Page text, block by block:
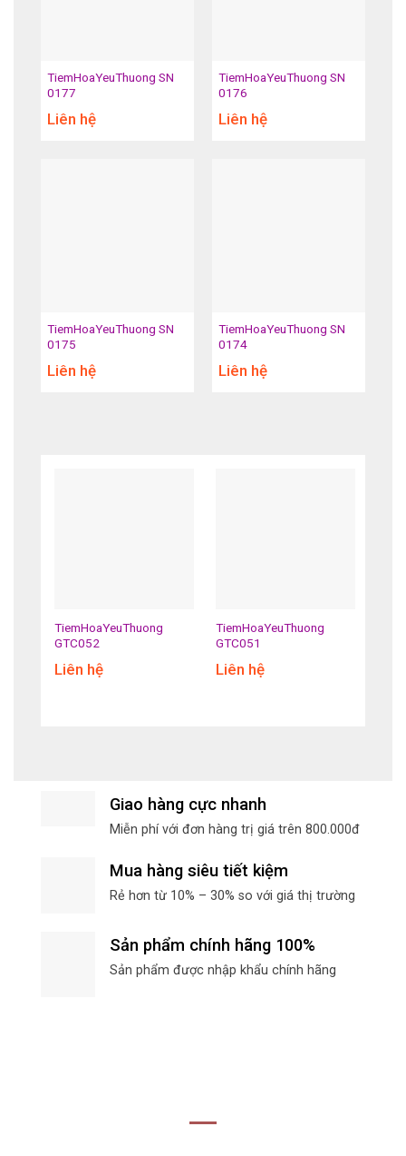
TiemHoaYeuThuong SN
0177
Liên hệ
TiemHoaYeuThuong SN
0176
Liên hệ
TiemHoaYeuThuong SN
0175
Liên hệ
TiemHoaYeuThuong SN
0174
Liên hệ
TiemHoaYeuThuong
GTC052
Liên hệ
TiemHoaYeuThuong
GTC051
Liên hệ
Giao hàng cực nhanh
Miễn phí với đơn hàng trị giá trên 800.000đ
Mua hàng siêu tiết kiệm
Rẻ hơn từ 10% – 30% so với giá thị trường
Sản phẩm chính hãng 100%
Sản phẩm được nhập khẩu chính hãng